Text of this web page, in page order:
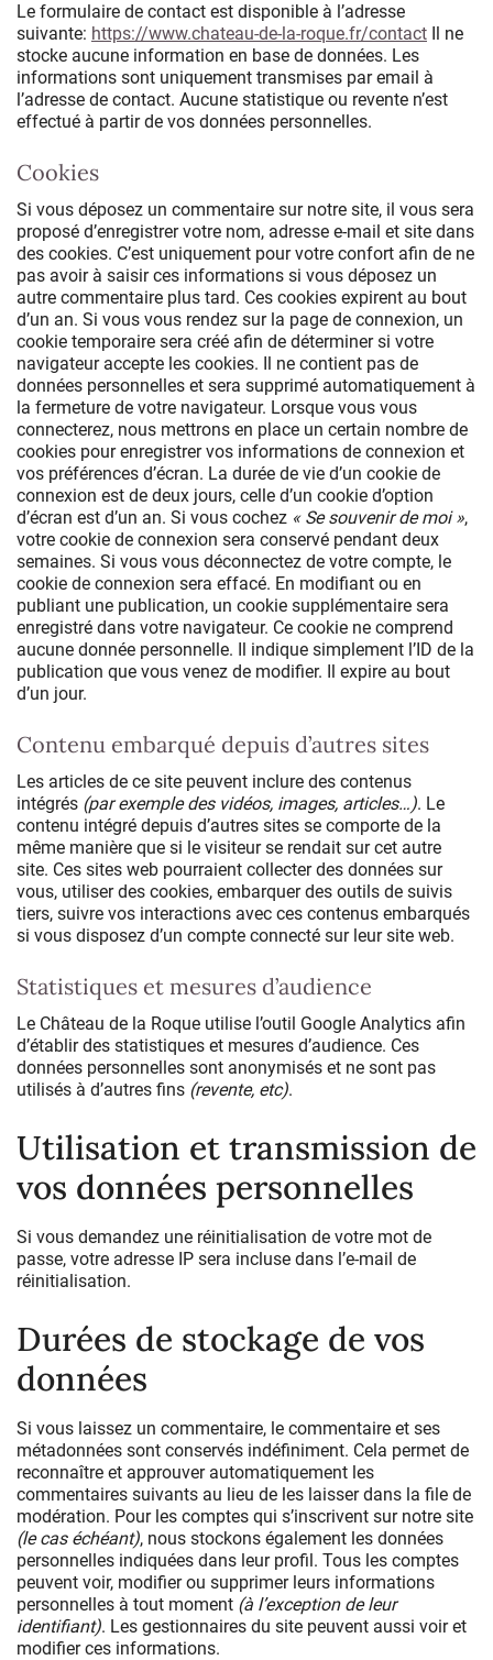
Le formulaire de contact est disponible à l’adresse
suivante: https://www.chateau-de-la-roque.fr/contact Il ne
stocke aucune information en base de données. Les
informations sont uniquement transmises par email à
l’adresse de contact. Aucune statistique ou revente n’est
effectué à partir de vos données personnelles.
Cookies
Si vous déposez un commentaire sur notre site, il vous sera
proposé d’enregistrer votre nom, adresse e-mail et site dans
des cookies. C’est uniquement pour votre confort afin de ne
pas avoir à saisir ces informations si vous déposez un
autre commentaire plus tard. Ces cookies expirent au bout
d’un an. Si vous vous rendez sur la page de connexion, un
cookie temporaire sera créé afin de déterminer si votre
navigateur accepte les cookies. Il ne contient pas de
données personnelles et sera supprimé automatiquement à
la fermeture de votre navigateur. Lorsque vous vous
connecterez, nous mettrons en place un certain nombre de
cookies pour enregistrer vos informations de connexion et
vos préférences d’écran. La durée de vie d’un cookie de
connexion est de deux jours, celle d’un cookie d’option
d’écran est d’un an. Si vous cochez « Se souvenir de moi »,
votre cookie de connexion sera conservé pendant deux
semaines. Si vous vous déconnectez de votre compte, le
cookie de connexion sera effacé. En modifiant ou en
publiant une publication, un cookie supplémentaire sera
enregistré dans votre navigateur. Ce cookie ne comprend
aucune donnée personnelle. Il indique simplement l’ID de la
publication que vous venez de modifier. Il expire au bout
d’un jour.
Contenu embarqué depuis d’autres sites
Les articles de ce site peuvent inclure des contenus
intégrés (par exemple des vidéos, images, articles…). Le
contenu intégré depuis d’autres sites se comporte de la
même manière que si le visiteur se rendait sur cet autre
site. Ces sites web pourraient collecter des données sur
vous, utiliser des cookies, embarquer des outils de suivis
tiers, suivre vos interactions avec ces contenus embarqués
si vous disposez d’un compte connecté sur leur site web.
Statistiques et mesures d’audience
Le Château de la Roque utilise l’outil Google Analytics afin
d’établir des statistiques et mesures d’audience. Ces
données personnelles sont anonymisés et ne sont pas
utilisés à d’autres fins (revente, etc).
Utilisation et transmission de
vos données personnelles
Si vous demandez une réinitialisation de votre mot de
passe, votre adresse IP sera incluse dans l’e-mail de
réinitialisation.
Durées de stockage de vos
données
Si vous laissez un commentaire, le commentaire et ses
métadonnées sont conservés indéfiniment. Cela permet de
reconnaître et approuver automatiquement les
commentaires suivants au lieu de les laisser dans la file de
modération. Pour les comptes qui s’inscrivent sur notre site
(le cas échéant), nous stockons également les données
personnelles indiquées dans leur profil. Tous les comptes
peuvent voir, modifier ou supprimer leurs informations
personnelles à tout moment (à l’exception de leur
identifiant). Les gestionnaires du site peuvent aussi voir et
modifier ces informations.